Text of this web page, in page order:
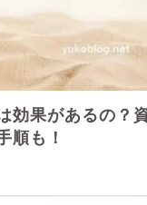
効果があるの？
順も！